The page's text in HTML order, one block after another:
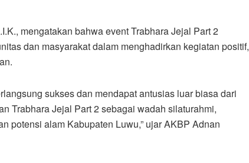
mengatakan bahwa event Trabhara Jejal Part 2
dan masyarakat dalam menghadirkan kegiatan positif,
sukses dan mendapat antusias luar biasa dari
Trabhara Jejal Part 2 sebagai wadah silaturahmi,
potensi alam Kabupaten Luwu,” ujar AKBP Adnan